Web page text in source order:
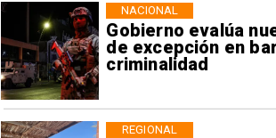
Gobierno evalúa
de excepción en
criminalidad
NACIONAL
REGIONAL